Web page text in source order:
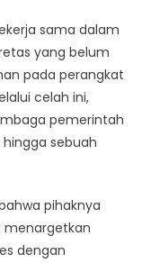
sama dalam
yang belum
pada perangkat
celah ini,
pemerintah
sebuah
pihaknya
menargetkan
dengan